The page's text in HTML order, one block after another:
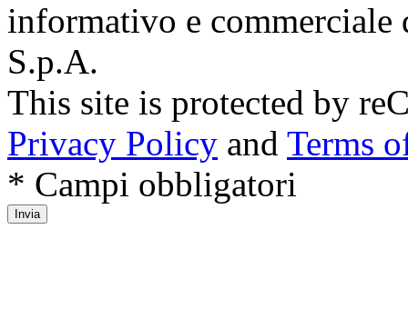
informativo e
S.p.A.
This site is protected by
Privacy Policy and Terms
* Campi obbligatori
Invia